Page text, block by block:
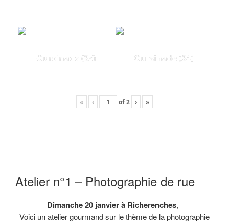
Oursinade (25) Oursinade (24)
« ‹ of2 › »
Atelier n°1 – Photographie de rue
Dimanche 20 janvier à Richerenches,
Voici un atelier gourmand sur le thème de la photographie